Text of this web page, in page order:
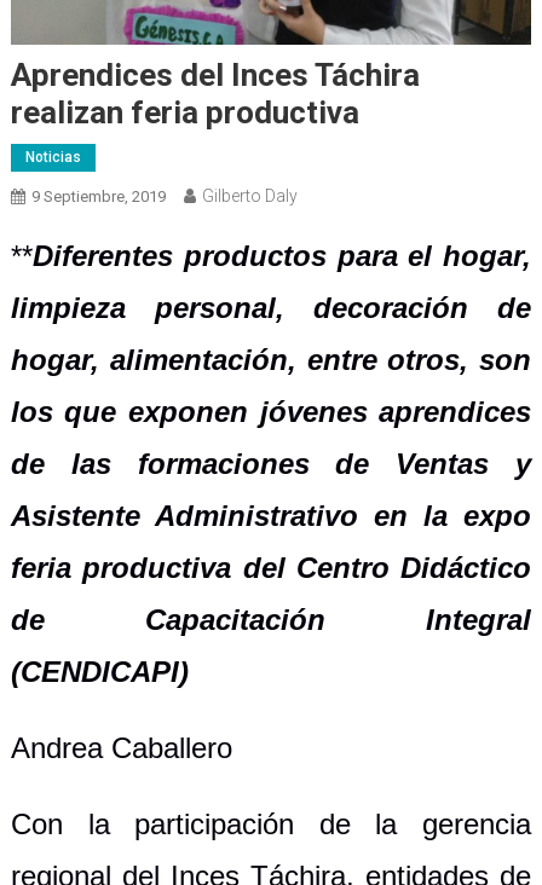
Aprendices del Inces Táchira
realizan feria productiva
Noticias
9 Septiembre, 2019 Gilberto Daly
**Diferentes productos para el hogar,
limpieza personal, decoración de
hogar, alimentación, entre otros, son
los que exponen jóvenes aprendices
de las formaciones de Ventas y
Asistente Administrativo en la expo
feria productiva del Centro Didáctico
de Capacitación Integral
(CENDICAPI)
Andrea Caballero
Con la participación de la gerencia
regional del Inces Táchira, entidades de